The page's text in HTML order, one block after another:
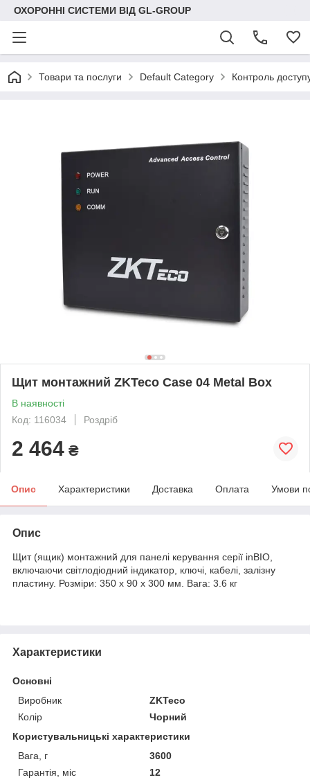
ОХОРОННІ СИСТЕМИ ВІД GL-GROUP
Товари та послуги Default Category Контроль
Щит монтажний ZKTeco Case 04 Metal Box
В наявності
Код: 116034
Роздріб
2 464 ₴
Опис Характеристики Доставка Оплата Умови
Опис
Щит (ящик) монтажний для панелі керування серії inBIO,
включаючи світлодіодний індикатор, ключі, кабелі, залізну
пластину. Розміри: 350 x 90 x 300 мм. Вага: 3.6 кг
Характеристики
Основні
Виробник
ZKTeco
Колір
Чорний
Користувальницькі характеристики
Вага, г
3600
Гарантія, міс
12